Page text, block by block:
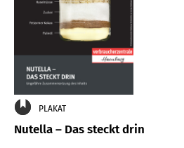
PLAKAT
Nutella – Das steckt drin